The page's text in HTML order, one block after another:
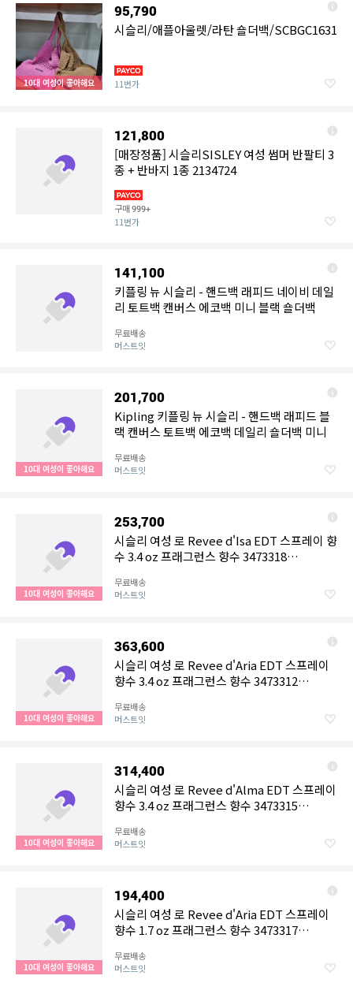
10대 여성이 좋아해요
95,790
시슬리/애플아울렛/라탄 숄더백/SCBGC1631
11번가
121,800
[매장정품] 시슬리SISLEY 여성 썸머 반팔티 3
종 + 반바지 1종 2134724
구매999+
11번가
141,100
키플링 뉴 시슬리 - 핸드백 래피드 네이비 데일
리 토트백 캔버스 에코백 미니 블랙 숄더백
무료배송
머스트잇
10대 여성이 좋아해요
201,700
Kipling 키플링 뉴 시슬리 - 핸드백 래피드 블
랙 캔버스 토트백 에코백 데일리 숄더백 미니
무료배송
머스트잇
10대 여성이 좋아해요
253,700
시슬리 여성 로 Revee d'Isa EDT 스프레이 향
수 3.4 oz 프래그런스 향수 3473318
무료배송
머스트잇
10대 여성이 좋아해요
363,600
시슬리 여성 로 Revee d'Aria EDT 스프레이
향수 3.4 oz 프래그런스 향수 3473312
무료배송
머스트잇
10대 여성이 좋아해요
314,400
시슬리 여성 로 Revee d'Alma EDT 스프레이
향수 3.4 oz 프래그런스 향수 3473315
무료배송
머스트잇
10대 여성이 좋아해요
194,400
시슬리 여성 로 Revee d'Aria EDT 스프레이
향수 1.7 oz 프래그런스 향수 3473317
무료배송
머스트잇